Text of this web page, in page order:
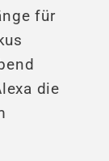
für
die